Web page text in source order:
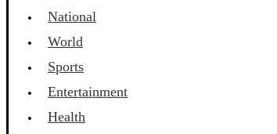
National
World
Sports
Entertainment
Health